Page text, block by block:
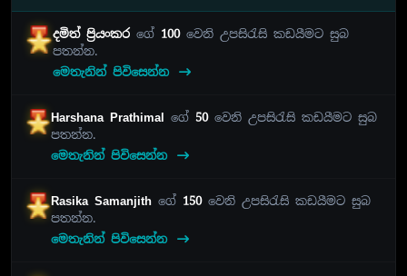
දමිත් ප්‍රියංකරගේ 100වෙනි උපසිරැසි කඩයීමට සුබ
පතන්න.
මෙතැනින් පිවිසෙන්න
Harshana Prathimal ගේ 50වෙනි උපසිරැසි කඩයීමට සුබ
පතන්න.
මෙතැනින් පිවිසෙන්න
Rasika Samanjithගේ 150වෙනි උපසිරැසි කඩයීමට සුබ
පතන්න.
මෙතැනින් පිවිසෙන්න